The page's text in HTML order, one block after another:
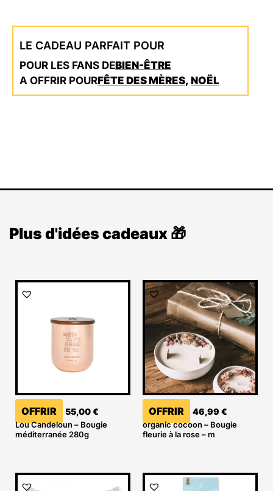
LE CADEAU PARFAIT POUR
POUR LES FANS DEBIEN-ÊTRE
A OFFRIR POURFÊTE DES MÈRES, NOËL
Plus d'idées cadeaux 🎁
OFFRIR 55,00€
Lou Candeloun – Bougie
méditerranée 280g
OFFRIR 46,99 €
organic cocoon – Bougie
fleurie à la rose – m